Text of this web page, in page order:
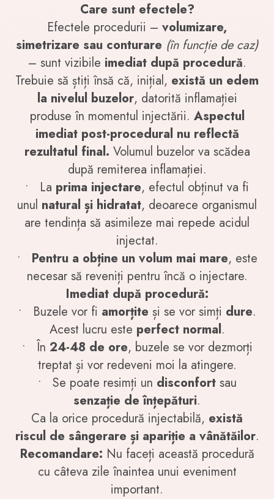
Care sunt efectele?
Efectele procedurii – volumizare,
simetrizare sau conturare (în funcție de caz)
– sunt vizibile imediat după procedură.
Trebuie să știți însă că, inițial, există un edem
la nivelul buzelor, datorită inflamației
produse în momentul injectării. Aspectul
imediat post-procedural nu reflectă
rezultatul final. Volumul buzelor va scădea
după remiterea inflamației.
•
La prima injectare, efectul obținut va fi
unul natural și hidratat, deoarece organismul
are tendința să asimileze mai repede acidul
injectat.
•
Pentru a obține un volum mai mare, este
necesar să reveniți pentru încă o injectare.
Imediat după procedură:
• Buzele vor fi amorțite și se vor simți dure.
Acest lucru este perfect normal.
•
În 24-48 de ore, buzele se vor dezmorți
treptat și vor redeveni moi la atingere.
•
Se poate resimți un disconfortsau
senzație de înțepături.
Ca la orice procedură injectabilă, există
riscul de sângerare și apariție a vânătăilor.
Recomandare: Nu faceți această procedură
cu câteva zile înaintea unui eveniment
important.